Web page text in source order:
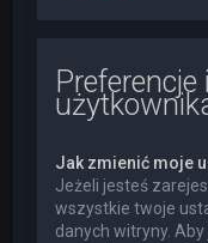
Jak zmienić moje
Jeżeli jesteś
wszystkie twoje
danych witryny.